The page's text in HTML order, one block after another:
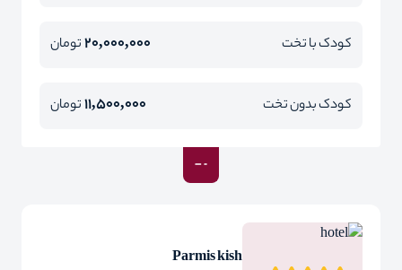
کودک با تخت 20,000,000تومان
کودک بدون تخت 11,500,000تومان
Parmis kish